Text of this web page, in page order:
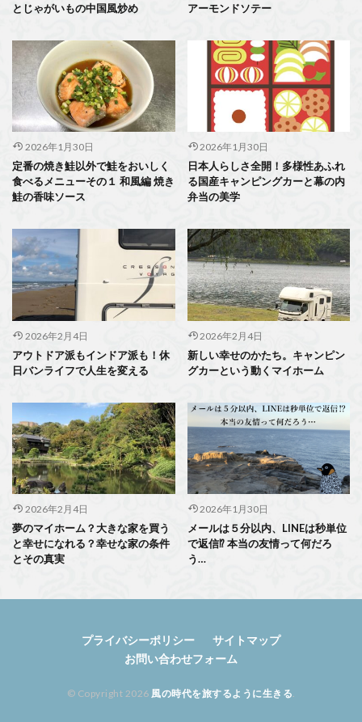
とじゃがいもの中国風炒め
アーモンドソテー
2026年1月30日
定番の焼き鮭以外で鮭をおいしく
食べるメニューその１ 和風編 焼き
鮭の香味ソース
2026年1月30日
日本人らしさ全開！多様性あふれ
る国産キャンピングカーと幕の内
弁当の美学
2026年2月4日
アウトドア派もインドア派も！休
日バンライフで人生を変える
2026年2月4日
新しい幸せのかたち。キャンピン
グカーという動くマイホーム
2026年2月4日
夢のマイホーム？大きな家を買う
と幸せになれる？幸せな家の条件
とその真実
2026年1月30日
メールは５分以内、LINEは秒単位
で返信⁉ 本当の友情って何だろ
う…
プライバシーポリシー
サイトマップ
お問い合わせフォーム
© Copyright 2026 風の時代を旅するように生きる